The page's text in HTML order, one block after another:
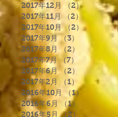
2017年12月 （2）2件の記事
2017年11月
（2）
2件の記事
2017年10月 （2）2件の記事
2017年9月 （3）
3件の記事
2017年8月 （2）
2件の記事
2017年7月 （7）
7件の記事
2017年6月 （2）
2件の記事
2017年2月
（1）1件の記事
2016年10月 （1）
1件の記事
2016年6月
（1）
1件の記事
2016年5月 （2）
2件の記事